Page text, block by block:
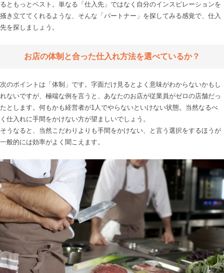
るともっとベスト。単なる「仕入先」ではなく自分のインスピレーションを
掻き立ててくれるような、そんな「パートナー」を探してみる感覚で、仕入
先を探しましょう。
お店の体制と合った仕入れ方法を選べているか？
次のポイントは「体制」です。字面だけ見るとよく意味がわからないかもし
れないですが、極端な例を言うと、あなたのお店が従業員がゼロの店舗だっ
たとします。何もかも経営者が1人でやらないといけない状態。当然なるべ
く仕入れに手間をかけない方が望ましいでしょう。
そうなると、当然こだわりよりも手間をかけない、と言う選択をするほうが
一般的には効率がよく聞こえます。